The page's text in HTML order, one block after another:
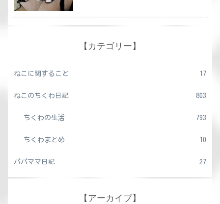
【カテゴリー】
ねこに関すること 17
ねこのちくわ日記 803
ちくわの生活 793
ちくわまとめ 10
パパママ日記 27
【アーカイブ】